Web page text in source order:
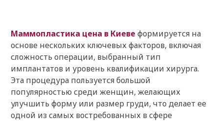
Маммопластика цена в Киеве формируется на
основе нескольких ключевых факторов, включая
сложность операции, выбранный тип
имплантатов и уровень квалификации хирурга.
Эта процедура пользуется большой
популярностью среди женщин, желающих
улучшить форму или размер груди, что делает ее
одной из самых востребованных в сфере